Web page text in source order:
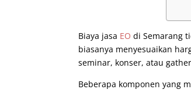
Biaya jasa EO di Semarang
biasanya menyesuaikan
seminar, konser, atau
Beberapa komponen yang